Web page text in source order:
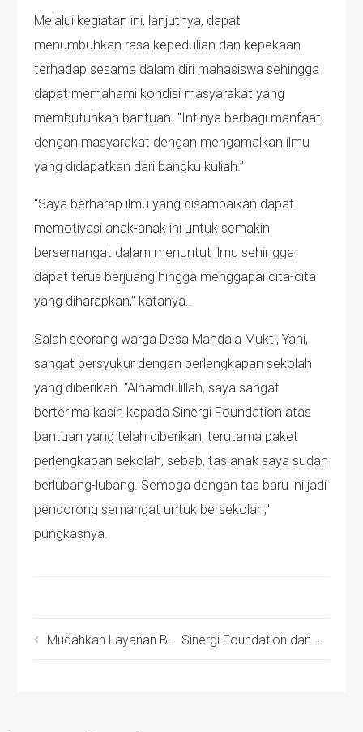
Melalui kegiatan ini, lanjutnya, dapat
menumbuhkan rasa kepedulian dan kepekaan
terhadap sesama dalam diri mahasiswa sehingga
dapat memahami kondisi masyarakat yang
membutuhkan bantuan. “Intinya berbagi manfaat
dengan masyarakat dengan mengamalkan ilmu
yang didapatkan dari bangku kuliah.”
“Saya berharap ilmu yang disampaikan dapat
memotivasi anak-anak ini untuk semakin
bersemangat dalam menuntut ilmu sehingga
dapat terus berjuang hingga menggapai cita-cita
yang diharapkan,” katanya..
Salah seorang warga Desa Mandala Mukti, Yani,
sangat bersyukur dengan perlengkapan sekolah
yang diberikan. “Alhamdulillah, saya sangat
berterima kasih kepada Sinergi Foundation atas
bantuan yang telah diberikan, terutama paket
perlengkapan sekolah, sebab, tas anak saya sudah
berlubang-lubang. Semoga dengan tas baru ini jadi
pendorong semangat untuk bersekolah,"
pungkasnya.
Mudahkan Layanan Berbagi, Sinergi Foundation Rilis Aplikasi ZakatApp Sinergi Foundation dan MT Roza Alifa Berbagi Kado Lebaran untuk Anak Yatim